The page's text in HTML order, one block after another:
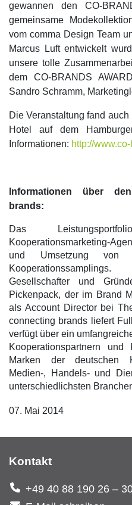
gewannen den CO-
gemeinsame
vom comma Design Team
Marcus Luft entwickelt
unsere tolle
dem CO-BRANDS
Sandro Schramm,
Die Veranstaltung fand
Hotel auf dem
Informationen: http://
Informationen über
brands:
Das
Kooperationsmarketing-
und Umsetzung von
Gesellschafter und
Pickenpack, der im Brand
als Account Director bei
connecting brands liefert
verfügt über ein
Kooperationspartnern
Marken der deutschen
Medien-, Handels- und
unterschiedlichsten
07. Mai 2014
Kontakt
+49 40 88 190 26 –